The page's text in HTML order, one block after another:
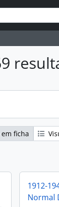
de busca
ficha
1912-
Normal